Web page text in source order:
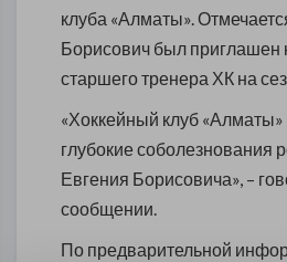
клуба «Алматы».
Борисович был приглашен
старшего тренера ХК на
«Хоккейный клуб
глубокие соболезнования
Евгения Борисовича», –
сообщении.
По предварительной